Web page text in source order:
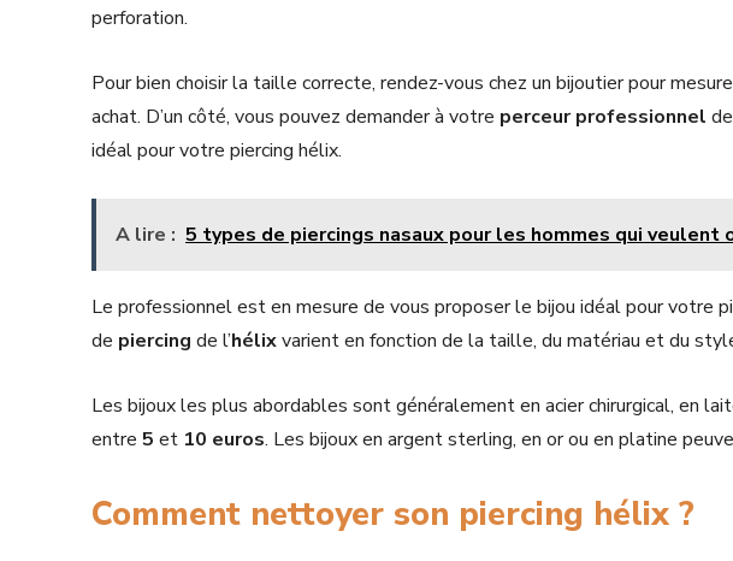
perforation.
Pour bien choisir la taille correcte, rendez-vous chez un bijoutier pour
achat. D’un côté, vous pouvez demander à votre perceur professionnel
idéal pour votre piercing hélix.
A lire : 5 types de piercings nasaux pour les hommes qui veulent
Le professionnel est en mesure de vous proposer le bijou idéal pour votre
de piercing de l’hélixvarient en fonction de la taille, du matériau et du
Les bijoux les plus abordables sont généralement en acier chirurgical, en
entre 5 et 10 euros. Les bijoux en argent sterling, en or ou en platine
Comment nettoyer son piercing hélix ?